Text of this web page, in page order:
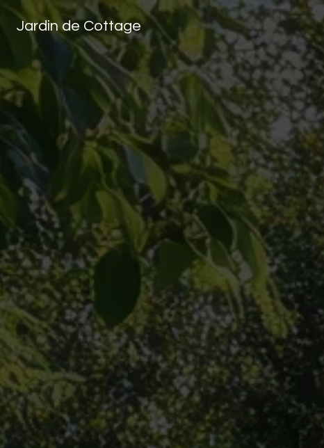
Jardin de Cottage
Panneau de gestion des cookies